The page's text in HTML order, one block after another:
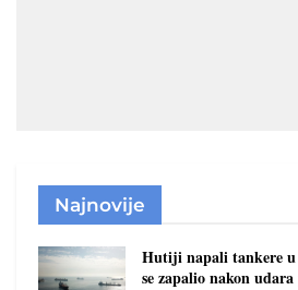
Najnovije
Hutiji napali tankere
se zapalio nakon